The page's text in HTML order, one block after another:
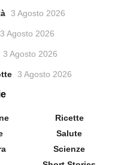
3 Agosto 2026
3 Agosto 2026
3 Agosto 2026
3 Agosto 2026
Ricette
Salute
Scienze